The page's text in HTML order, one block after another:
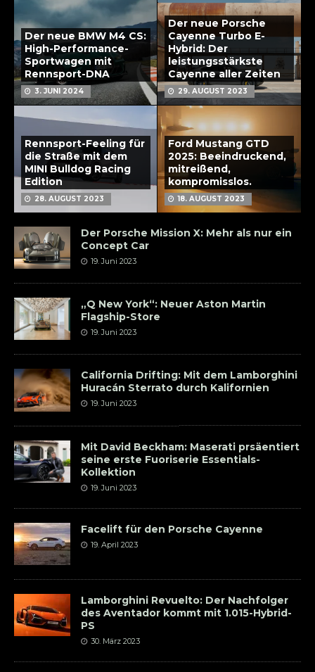
Der neue BMW M4 CS:
High-Performance-
Sportwagen mit
Rennsport-DNA
3. JUNI 2024
Der neue Porsche
Cayenne Turbo E-
Hybrid: Der
leistungsstärkste
Cayenne aller Zeiten
29. AUGUST 2023
Rennsport-Feeling für
die Straße mit dem
MINI Bulldog Racing
Edition
28. AUGUST 2023
Ford Mustang GTD
2025: Beeindruckend,
mitreißend,
kompromisslos.
18. AUGUST 2023
Der Porsche Mission X: Mehr als nur ein
Concept Car
19. Juni 2023
„Q New York“: Neuer Aston Martin
Flagship-Store
19. Juni 2023
California Drifting: Mit dem Lamborghini
Huracán Sterrato durch Kalifornien
19. Juni 2023
Mit David Beckham: Maserati prsäentiert
seine erste Fuoriserie Essentials-
Kollektion
19. Juni 2023
Facelift für den Porsche Cayenne
19. April 2023
Lamborghini Revuelto: Der Nachfolger
des Aventador kommt mit 1.015-Hybrid-
PS
30. März 2023